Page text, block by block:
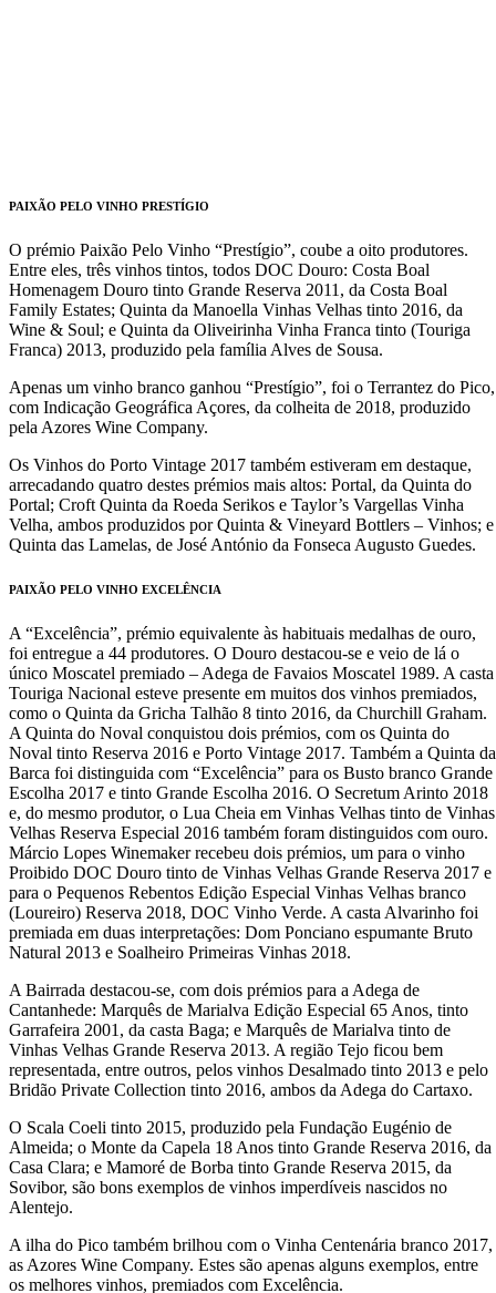
PAIXÃO PELO VINHO PRESTÍGIO
O prémio Paixão Pelo Vinho “Prestígio”, coube a oito produtores.
Entre eles, três vinhos tintos, todos DOC Douro: Costa Boal
Homenagem Douro tinto Grande Reserva 2011, da Costa Boal
Family Estates; Quinta da Manoella Vinhas Velhas tinto 2016, da
Wine & Soul; e Quinta da Oliveirinha Vinha Franca tinto (Touriga
Franca) 2013, produzido pela família Alves de Sousa.
Apenas um vinho branco ganhou “Prestígio”, foi o Terrantez do Pico,
com Indicação Geográfica Açores, da colheita de 2018, produzido
pela Azores Wine Company.
Os Vinhos do Porto Vintage 2017 também estiveram em destaque,
arrecadando quatro destes prémios mais altos: Portal, da Quinta do
Portal; Croft Quinta da Roeda Serikos e Taylor’s Vargellas Vinha
Velha, ambos produzidos por Quinta & Vineyard Bottlers – Vinhos; e
Quinta das Lamelas, de José António da Fonseca Augusto Guedes.
PAIXÃO PELO VINHO EXCELÊNCIA
A “Excelência”, prémio equivalente às habituais medalhas de ouro,
foi entregue a 44 produtores. O Douro destacou-se e veio de lá o
único Moscatel premiado – Adega de Favaios Moscatel 1989. A casta
Touriga Nacional esteve presente em muitos dos vinhos premiados,
como o Quinta da Gricha Talhão 8 tinto 2016, da Churchill Graham.
A Quinta do Noval conquistou dois prémios, com os Quinta do
Noval tinto Reserva 2016 e Porto Vintage 2017. Também a Quinta da
Barca foi distinguida com “Excelência” para os Busto branco Grande
Escolha 2017 e tinto Grande Escolha 2016. O Secretum Arinto 2018
e, do mesmo produtor, o Lua Cheia em Vinhas Velhas tinto de Vinhas
Velhas Reserva Especial 2016 também foram distinguidos com ouro.
Márcio Lopes Winemaker recebeu dois prémios, um para o vinho
Proibido DOC Douro tinto de Vinhas Velhas Grande Reserva 2017 e
para o Pequenos Rebentos Edição Especial Vinhas Velhas branco
(Loureiro) Reserva 2018, DOC Vinho Verde. A casta Alvarinho foi
premiada em duas interpretações: Dom Ponciano espumante Bruto
Natural 2013 e Soalheiro Primeiras Vinhas 2018.
A Bairrada destacou-se, com dois prémios para a Adega de
Cantanhede: Marquês de Marialva Edição Especial 65 Anos, tinto
Garrafeira 2001, da casta Baga; e Marquês de Marialva tinto de
Vinhas Velhas Grande Reserva 2013. A região Tejo ficou bem
representada, entre outros, pelos vinhos Desalmado tinto 2013 e pelo
Bridão Private Collection tinto 2016, ambos da Adega do Cartaxo.
O Scala Coeli tinto 2015, produzido pela Fundação Eugénio de
Almeida; o Monte da Capela 18 Anos tinto Grande Reserva 2016, da
Casa Clara; e Mamoré de Borba tinto Grande Reserva 2015, da
Sovibor, são bons exemplos de vinhos imperdíveis nascidos no
Alentejo.
A ilha do Pico também brilhou com o Vinha Centenária branco 2017,
as Azores Wine Company. Estes são apenas alguns exemplos, entre
os melhores vinhos, premiados com Excelência.